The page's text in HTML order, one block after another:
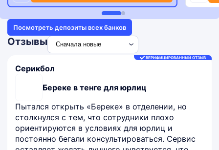
Посмотреть депозиты всех банков
Отзывы
Серикбол
Береке в тенге для юрлиц
ВЕРИФИЦИРОВАННЫЙ ОТЗЫВ
Пытался открыть «Береке» в отделении, но
столкнулся с тем, что сотрудники плохо
ориентируются в условиях для юрлиц и
постоянно бегали консультироваться. Сервис